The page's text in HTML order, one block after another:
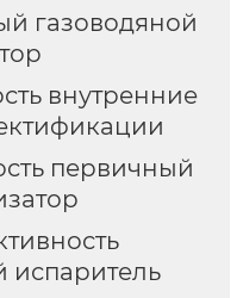
газоводяной
внутренние
первичный
испаритель